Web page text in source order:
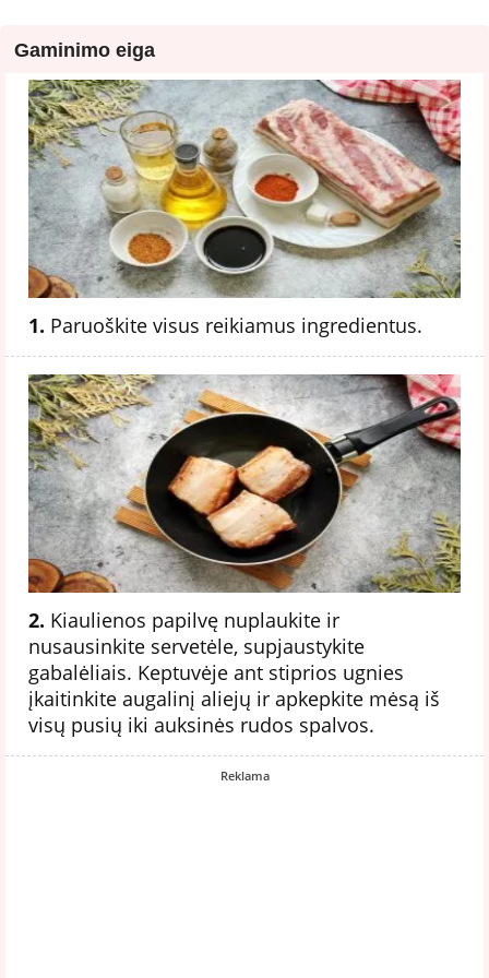
Gaminimo eiga
1. Paruoškite visus reikiamus ingredientus.
2. Kiaulienos papilvę nuplaukite ir
nusausinkite servetėle, supjaustykite
gabalėliais. Keptuvėje ant stiprios ugnies
įkaitinkite augalinį aliejų ir apkepkite mėsą iš
visų pusių iki auksinės rudos spalvos.
Reklama